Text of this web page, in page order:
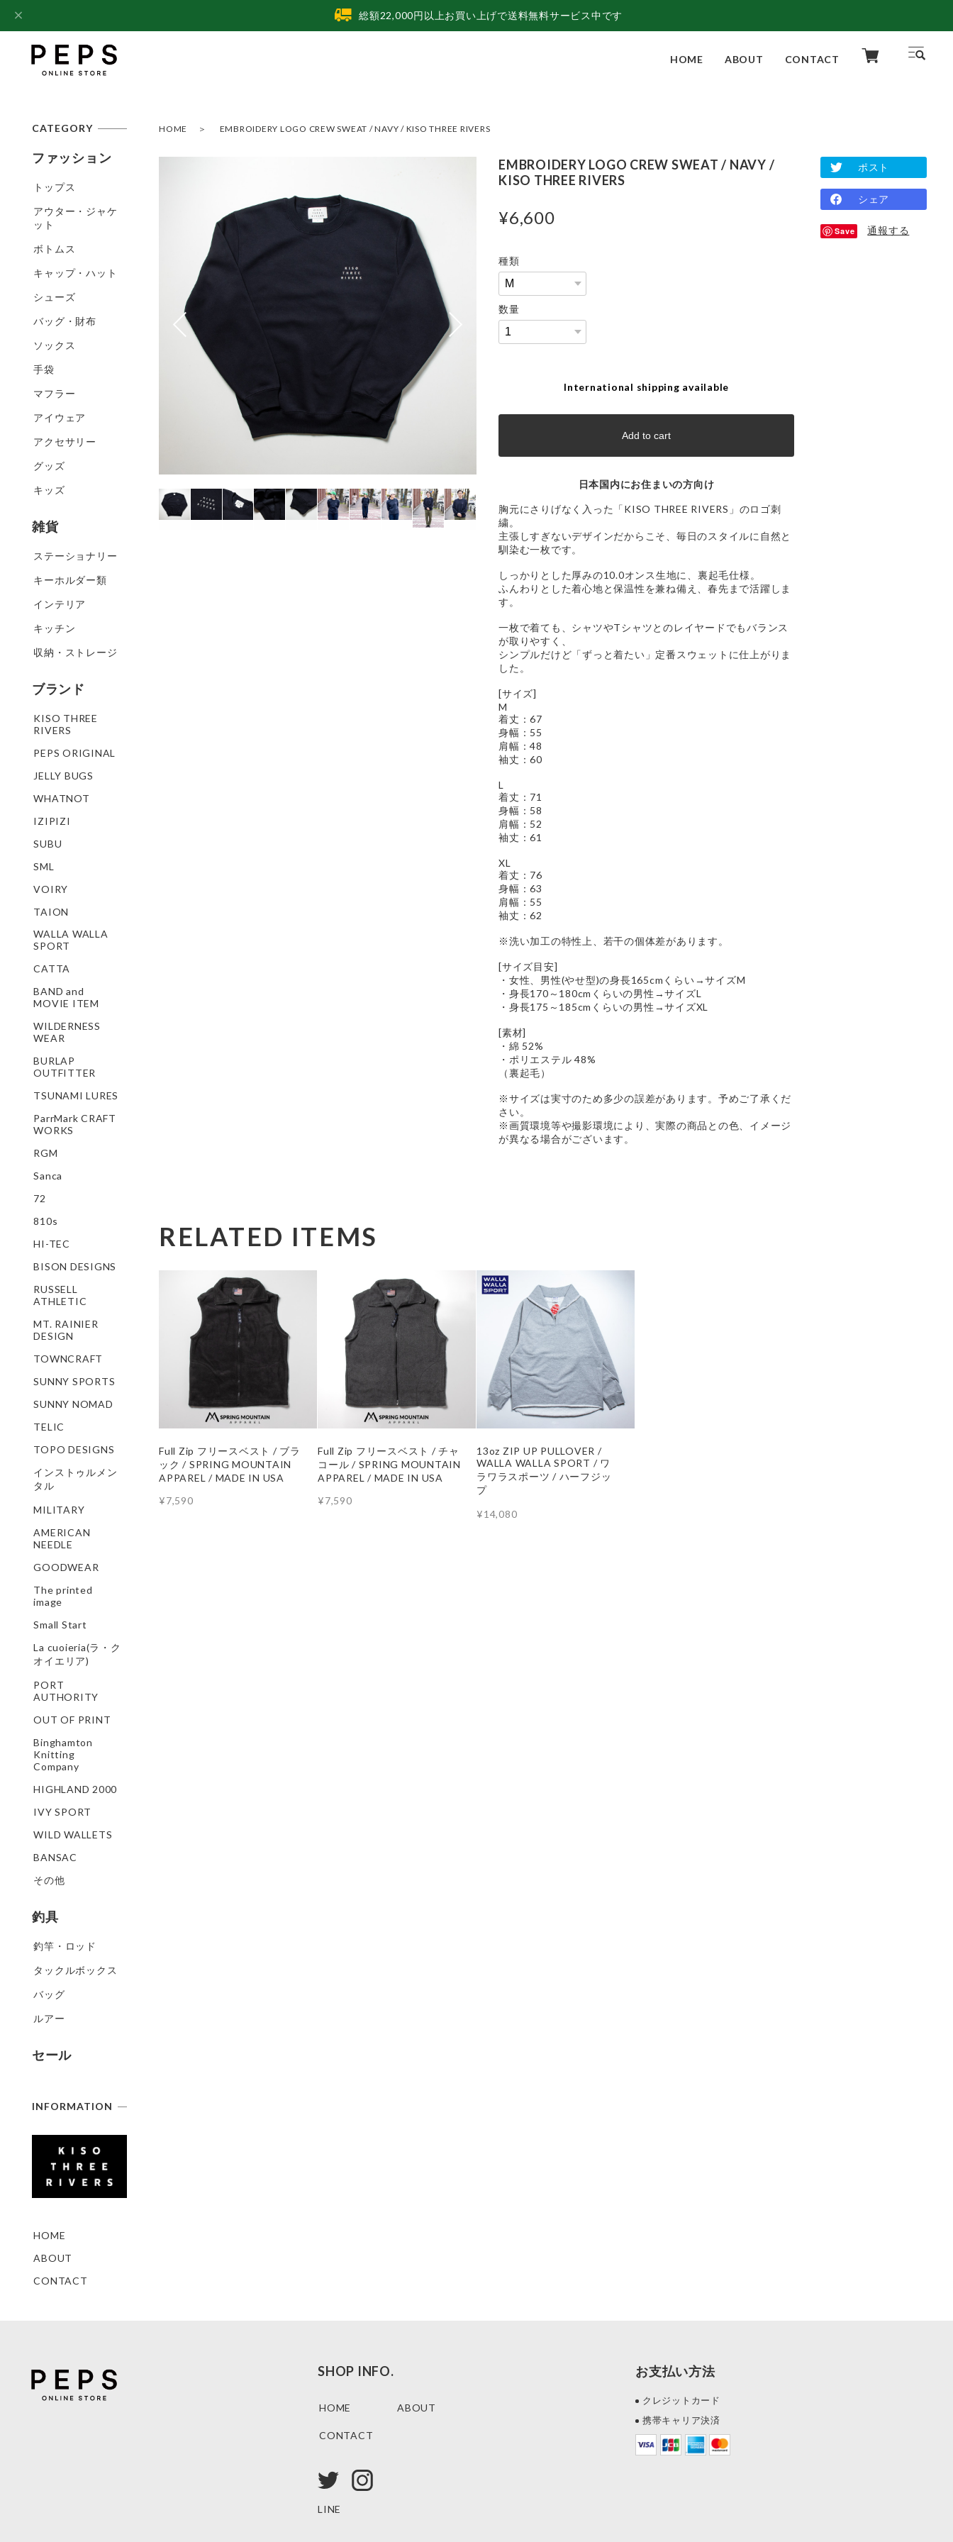
総額22,000円以上お買い上げで送料無料サービス中です
HOME ABOUT CONTACT
HOME EMBROIDERY LOGO CREW SWEAT / NAVY / KISO THREE RIVERS
EMBROIDERY LOGO CREW SWEAT / NAVY /
KISO THREE RIVERS
¥6,600
種類
数量
International shipping available
Add to cart
日本国内にお住まいの方向け
胸元にさりげなく入った「KISO THREE RIVERS」のロゴ刺
繍。
主張しすぎないデザインだからこそ、毎日のスタイルに自然と
馴染む一枚です。
しっかりとした厚みの10.0オンス生地に、裏起毛仕様。
ふんわりとした着心地と保温性を兼ね備え、春先まで活躍しま
す。
一枚で着ても、シャツやTシャツとのレイヤードでもバランス
が取りやすく、
シンプルだけど「ずっと着たい」定番スウェットに仕上がりま
した。
[サイズ]
M
着丈：67
身幅：55
肩幅：48
袖丈：60
L
着丈：71
身幅：58
肩幅：52
袖丈：61
XL
着丈：76
身幅：63
肩幅：55
袖丈：62
※洗い加工の特性上、若干の個体差があります。
[サイズ目安]
・女性、男性(やせ型)の身長165cmくらい→サイズM
・身長170～180cmくらいの男性→サイズL
・身長175～185cmくらいの男性→サイズXL
[素材]
・綿 52%
・ポリエステル 48%
（裏起毛）
※サイズは実寸のため多少の誤差があります。予めご了承くだ
さい。
※画質環境等や撮影環境により、実際の商品との色、イメージ
が異なる場合がございます。
ポスト
シェア
Save 通報する
RELATED ITEMS
Full Zip フリースベスト / ブラ
ック / SPRING MOUNTAIN
APPAREL / MADE IN USA
¥7,590
Full Zip フリースベスト / チャ
コール / SPRING MOUNTAIN
APPAREL / MADE IN USA
¥7,590
13oz ZIP UP PULLOVER /
WALLA WALLA SPORT / ワ
ラワラスポーツ / ハーフジッ
プ
¥14,080
CATEGORY
ファッション
トップス
アウター・ジャケ
ット
ボトムス
キャップ・ハット
シューズ
バッグ・財布
ソックス
手袋
マフラー
アイウェア
アクセサリー
グッズ
キッズ
雑貨
ステーショナリー
キーホルダー類
インテリア
キッチン
収納・ストレージ
ブランド
KISO THREE
RIVERS
PEPS ORIGINAL
JELLY BUGS
WHATNOT
IZIPIZI
SUBU
SML
VOIRY
TAION
WALLA WALLA
SPORT
CATTA
BAND and
MOVIE ITEM
WILDERNESS
WEAR
BURLAP
OUTFITTER
TSUNAMI LURES
ParrMark CRAFT
WORKS
RGM
Sanca
72
810s
HI-TEC
BISON DESIGNS
RUSSELL
ATHLETIC
MT. RAINIER
DESIGN
TOWNCRAFT
SUNNY SPORTS
SUNNY NOMAD
TELIC
TOPO DESIGNS
インストゥルメン
タル
MILITARY
AMERICAN
NEEDLE
GOODWEAR
The printed
image
Small Start
La cuoieria(ラ・ク
オイエリア)
PORT
AUTHORITY
OUT OF PRINT
Binghamton
Knitting
Company
HIGHLAND 2000
IVY SPORT
WILD WALLETS
BANSAC
その他
釣具
釣竿・ロッド
タックルボックス
バッグ
ルアー
セール
INFORMATION
HOME
ABOUT
CONTACT
SHOP INFO.
HOME ABOUT
CONTACT
LINE
お支払い方法
クレジットカード
携帯キャリア決済